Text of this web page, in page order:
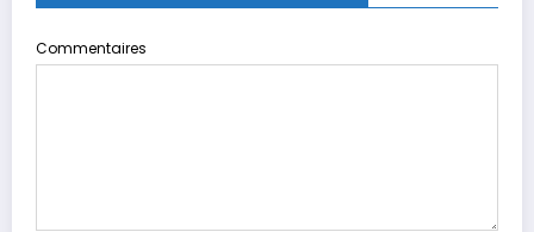
Commentaires